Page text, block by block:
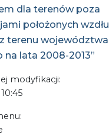
dla terenów poza
położonych
terenu województwa
lata 2008-2013”
modyfikacji: